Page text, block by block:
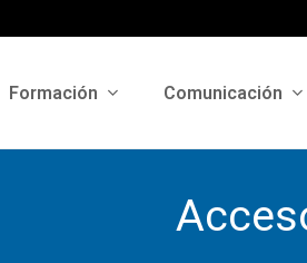
Formación Comunicación